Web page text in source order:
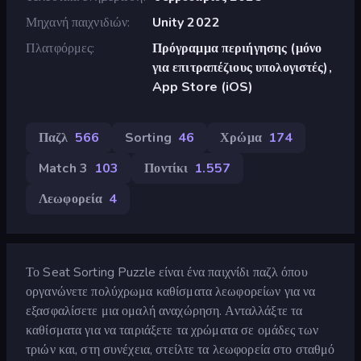
Μηχανή παιχνιδιών
Unity 2022
Πλατφόρμες
Πρόγραμμα περιήγησης (μόνο
για επιτραπέζιους υπολογιστές),
App Store (iOS)
Παζλ 566 Sorting 46 Χρώμα 174
Match 3 103 Ποντίκι 1.557
Λεωφορεία 4
Το Seat Sorting Puzzle είναι ένα παιχνίδι παζλ όπου
οργανώνετε πολύχρωμα καθίσματα λεωφορείων για να
εξασφαλίσετε μια ομαλή αναχώρηση. Ανταλλάξτε τα
καθίσματα για να ταιριάξετε τα χρώματα σε ομάδες των
τριών και, στη συνέχεια, στείλτε τα λεωφορεία στο σταθμό